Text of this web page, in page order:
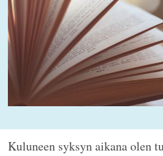
Kuluneen syksyn aikana olen